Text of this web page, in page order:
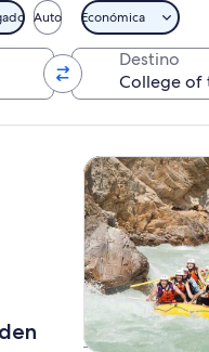
Auto Económica
Destino
Tours